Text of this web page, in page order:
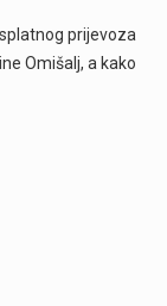
prijevoza
Omišalj, a kako